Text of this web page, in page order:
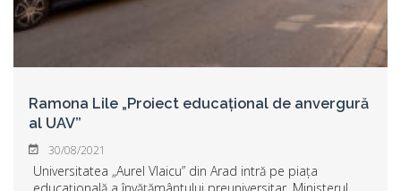
Ramona Lile „Proiect educațional de anvergură
al UAV”
30/08/2021
Universitatea „Aurel Vlaicu” din Arad intră pe piața